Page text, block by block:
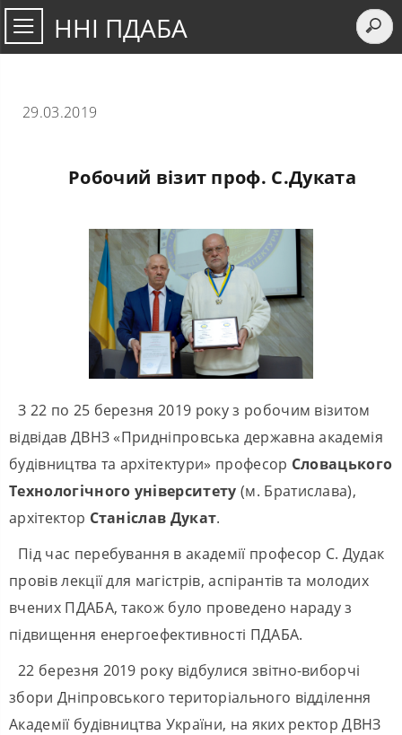
ННІ ПДАБА
29.03.2019
Робочий візит проф. С.Дуката
З 22 по 25 березня 2019 року з робочим візитом
відвідав ДВНЗ «Придніпровська державна академія
будівництва та архітектури» професор Словацького
Технологічного університету (м. Братислава),
архітектор Станіслав Дукат.
Під час перебування в академії професор С. Дудак
провів лекції для магістрів, аспірантів та молодих
вчених ПДАБА, також було проведено нараду з
підвищення енергоефективності ПДАБА.
22 березня 2019 року відбулися звітно-виборчі
збори Дніпровського територіального відділення
Академії будівництва України, на яких ректор ДВНЗ